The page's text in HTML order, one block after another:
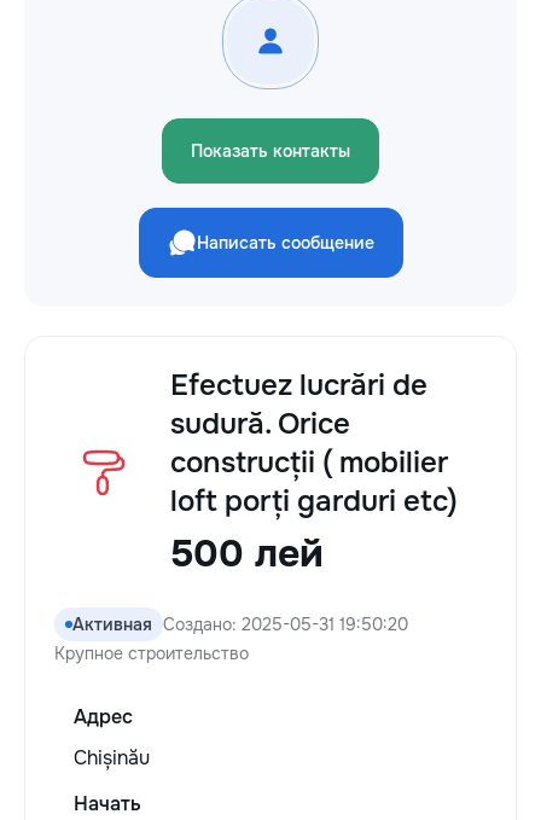
Показать контакты
Написать сообщение
Efectuez lucrări de
sudură. Orice
construcții ( mobilier
loft porți garduri etc)
500 лей
Активная Создано: 2025-05-31 19:50:20
Крупное строительство
Адрес
Chișinău
Начать